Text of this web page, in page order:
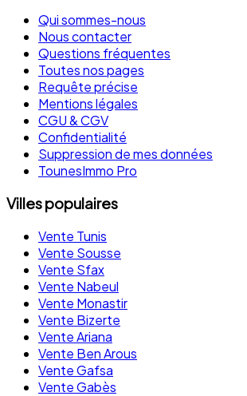
Qui sommes-nous
Nous contacter
Questions fréquentes
Toutes nos pages
Requête précise
Mentions légales
CGU & CGV
Confidentialité
Suppression de mes données
TounesImmo Pro
Villes populaires
Vente Tunis
Vente Sousse
Vente Sfax
Vente Nabeul
Vente Monastir
Vente Bizerte
Vente Ariana
Vente Ben Arous
Vente Gafsa
Vente Gabès